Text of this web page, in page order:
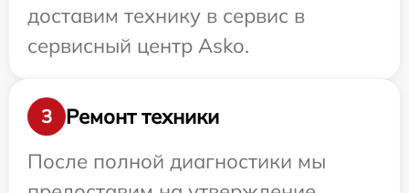
доставим технику в сервис в
сервисный центр Asko.
3
Ремонт техники
После полной диагностики мы